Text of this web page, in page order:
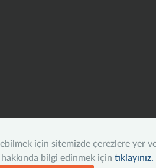
için sitemizde çerezlere yer
bilgi edinmek için tıklayınız.